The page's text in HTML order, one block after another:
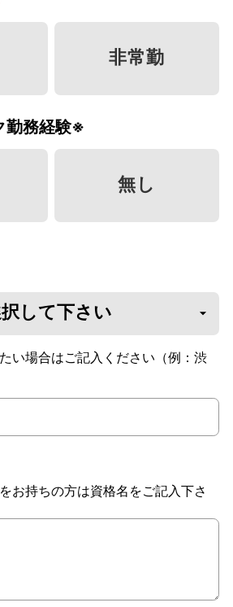
非常勤
勤務経験※
無し
い場合はご記入ください（例：渋
お持ちの方は資格名をご記入下さ